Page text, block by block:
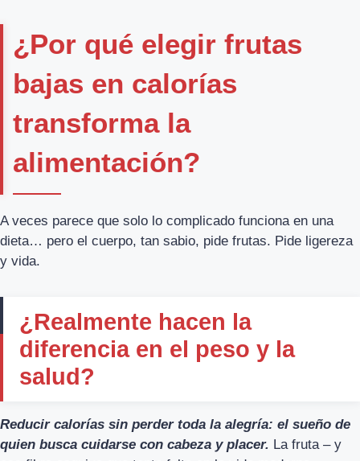
¿Por qué elegir frutas
bajas en calorías
transforma la
alimentación?
A veces parece que solo lo complicado funciona en una
dieta… pero el cuerpo, tan sabio, pide frutas. Pide ligereza
y vida.
¿Realmente hacen la
diferencia en el peso y la
salud?
Reducir calorías sin perder toda la alegría: el sueño de
quien busca cuidarse con cabeza y placer. La fruta – y